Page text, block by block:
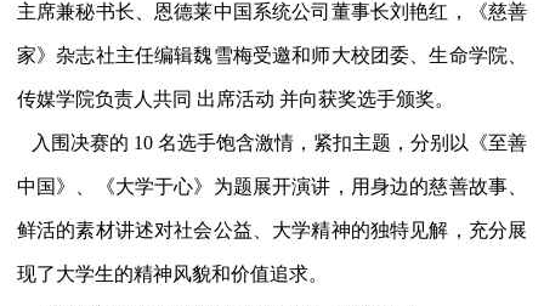
主席兼秘书长、恩德莱中国系统公司董事长刘艳红，《慈善
家》杂志社主任编辑魏雪梅受邀和师大校团委、生命学院、
传媒学院负责人共同 出席活动 并向获奖选手颁奖。
入围决赛的 10 名选手饱含激情，紧扣主题，分别以《至善
中国》、《大学于心》为题展开演讲，用身边的慈善故事、
鲜活的素材讲述对社会公益、大学精神的独特见解，充分展
现了大学生的精神风貌和价值追求。